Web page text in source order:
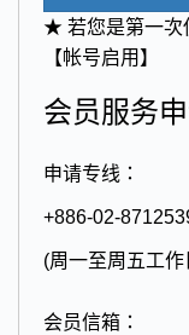
★ 若您是第一次
【帐号启用】
会员服务
申请专线：
+886-02-
(周一至周五工
会员信箱：